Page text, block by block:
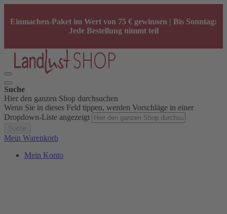
Einmachen-Paket im Wert von 75 € gewinnen | Bis Sonntag:
Jede Bestellung nimmt teil
Suche
Hier den ganzen Shop durchsuchen
Wenn Sie in dieses Feld tippen, werden Vorschläge in einer
Dropdown-Liste angezeigt
Mein Warenkorb
Mein Konto